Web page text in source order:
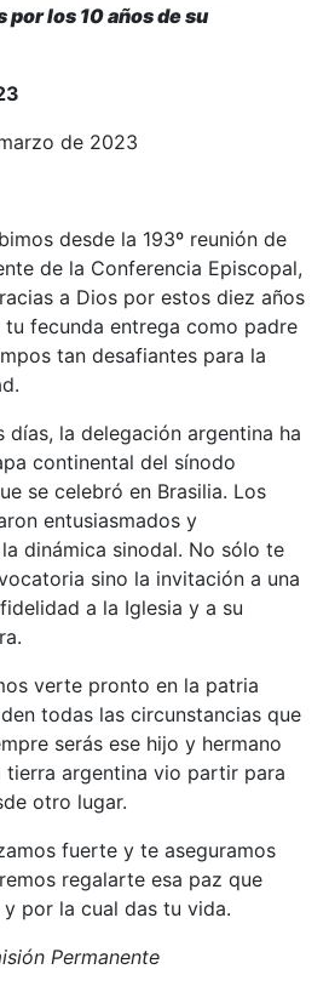
por los 10 años de su
de 2023
la 193º reunión de
de la Conferencia Episcopal,
a Dios por estos diez años
fecunda entrega como padre
tan desafiantes para la
delegación argentina ha
continental del sínodo
se celebró en Brasilia. Los
entusiasmados y
dinámica sinodal. No sólo te
sino la invitación a una
a la Iglesia y a su
pronto en la patria
todas las circunstancias que
serás ese hijo y hermano
tierra argentina vio partir para
otro lugar.
y te aseguramos
regalarte esa paz que
por la cual das tu vida.
Permanente